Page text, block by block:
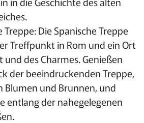
Treppe: Die Spanische Treppe
Treffpunkt in Rom und ein Ort
und des Charmes. Genießen
der beeindruckenden Treppe,
Blumen und Brunnen, und
entlang der nahegelegenen